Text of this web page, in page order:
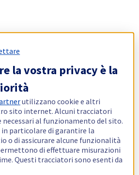
la vostra privacy è la
utilizzano cookie e altri
sito internet. Alcuni tracciatori
al funzionamento del sito.
particolare di garantire la
o di assicurare alcune funzionalità
di effettuare misurazioni
Questi tracciatori sono esenti da